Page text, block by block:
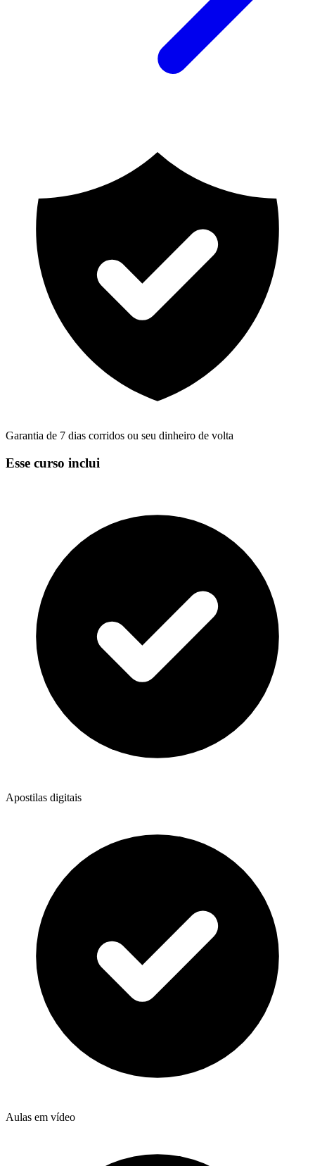
Garantia de 7 dias corridos ou seu dinheiro de volta
Esse curso inclui
Apostilas digitais
Aulas em vídeo